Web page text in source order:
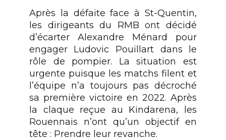
Après la défaite face à St-Quentin,
les dirigeants du RMB ont décidé
d’écarter Alexandre Ménard pour
engager Ludovic Pouillart dans le
rôle de pompier. La situation est
urgente puisque les matchs filent et
l’équipe n’a toujours pas décroché
sa première victoire en 2022. Après
la claque reçue au Kindarena, les
Rouennais n’ont qu’un objectif en
tête : Prendre leur revanche.